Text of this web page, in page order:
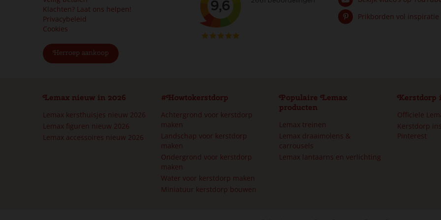
Klachten? Laat ons helpen!
Privacybeleid
Cookies
Herroep aankoop
Prikborden vol inspiratie
Lemax nieuw in 2026
Lemax kersthuisjes nieuw 2026
Lemax figuren nieuw 2026
Lemax accessoires nieuw 2026
#Howtokerstdorp
Achtergrond voor kerstdorp
maken
Landschap voor kerstdorp
maken
Ondergrond voor kerstdorp
maken
Water voor kerstdorp maken
Miniatuur kerstdorp bouwen
Populaire Lemax
producten
Lemax treinen
Lemax draaimolens &
carrousels
Lemax lantaarns en verlichting
Kerstdorp
Officiele
Kerstdorp
Pinterest